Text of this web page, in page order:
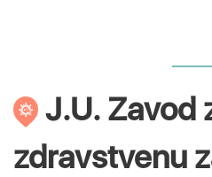
J.U. Zavod
zdravstvenu